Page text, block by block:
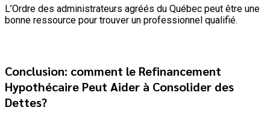
L’Ordre des administrateurs agréés du Québec peut être une
bonne ressource pour trouver un professionnel qualifié.
Conclusion: comment le Refinancement
Hypothécaire Peut Aider à Consolider des
Dettes?